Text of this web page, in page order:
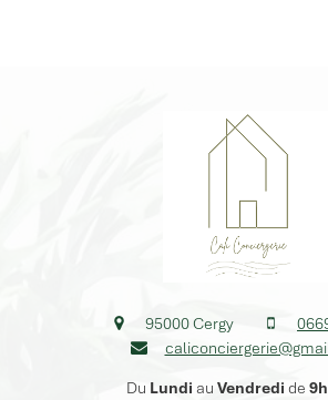
95000Cergy
Du Lundi au Vendredi de 9h